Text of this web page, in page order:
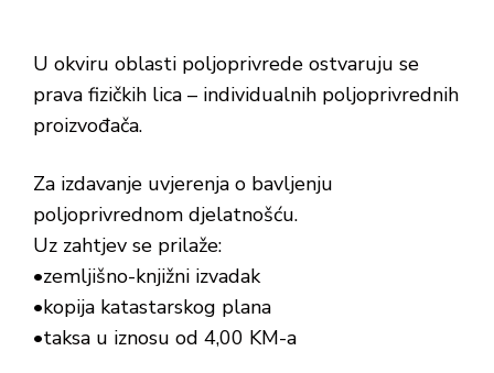
U okviru oblasti poljoprivrede ostvaruju se
prava fizičkih lica – individualnih poljoprivrednih
proizvođača.
Za izdavanje uvjerenja o bavljenju
poljoprivrednom djelatnošću.
Uz zahtjev se prilaže:
•zemljišno-knjižni izvadak
•kopija katastarskog plana
•taksa u iznosu od 4,00 KM-a